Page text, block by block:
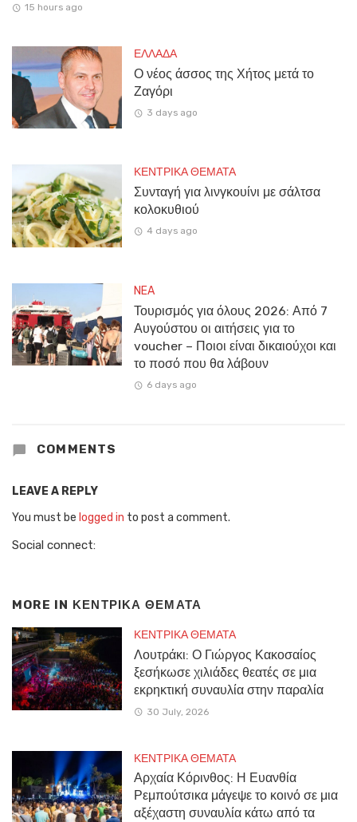
15 hours ago
ΕΛΛΑΔΑ
Ο νέος άσσος της Χήτος μετά το
Ζαγόρι
3 days ago
ΚΕΝΤΡΙΚΑ ΘΕΜΑΤΑ
Συνταγή για λινγκουίνι με σάλτσα
κολοκυθιού
4 days ago
NEA
Τουρισμός για όλους 2026: Από 7
Αυγούστου οι αιτήσεις για το
voucher – Ποιοι είναι δικαιούχοι και
το ποσό που θα λάβουν
6 days ago
COMMENTS
LEAVE A REPLY
You must be logged in to post a comment.
Social connect:
MORE IN ΚΕΝΤΡΙΚΑ ΘΕΜΑΤΑ
ΚΕΝΤΡΙΚΑ ΘΕΜΑΤΑ
Λουτράκι: Ο Γιώργος Κακοσαίος
ξεσήκωσε χιλιάδες θεατές σε μια
εκρηκτική συναυλία στην παραλία
30 July, 2026
ΚΕΝΤΡΙΚΑ ΘΕΜΑΤΑ
Αρχαία Κόρινθος: Η Ευανθία
Ρεμπούτσικα μάγεψε το κοινό σε μια
αξέχαστη συναυλία κάτω από τα